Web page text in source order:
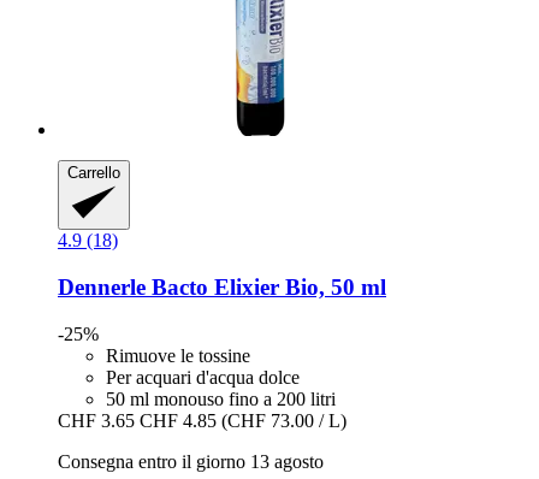
Carrello
4.9 (18)
Dennerle Bacto Elixier Bio, 50 ml
-25%
Rimuove le tossine
Per acquari d'acqua dolce
50 ml monouso fino a 200 litri
CHF 3.65 CHF 4.85 (CHF 73.00 / L)
Consegna entro il giorno 13 agosto